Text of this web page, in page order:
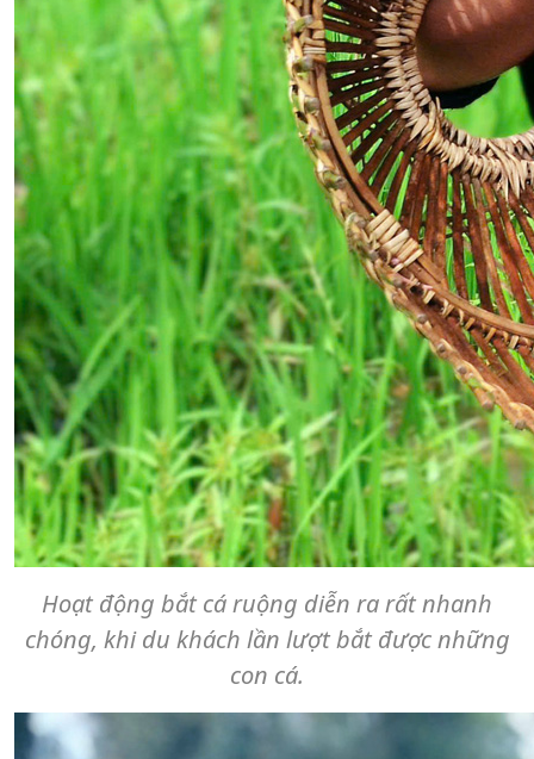
Hoạt động bắt cá ruộng diễn ra rất nhanh
chóng, khi du khách lần lượt bắt được những
con cá.